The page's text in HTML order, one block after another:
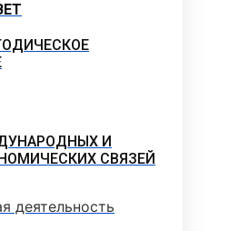
И
СВЯЗЕЙ
деятельность